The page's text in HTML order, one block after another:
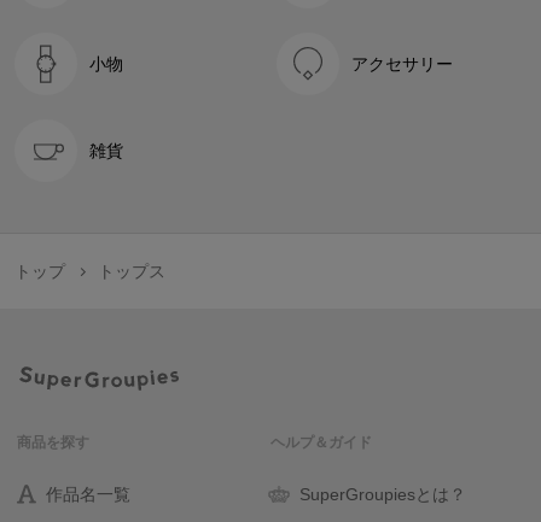
小物 アクセサリー
雑貨
トップ トップス
商品を探す
作品名一覧
ヘルプ＆ガイド
SuperGroupiesとは？